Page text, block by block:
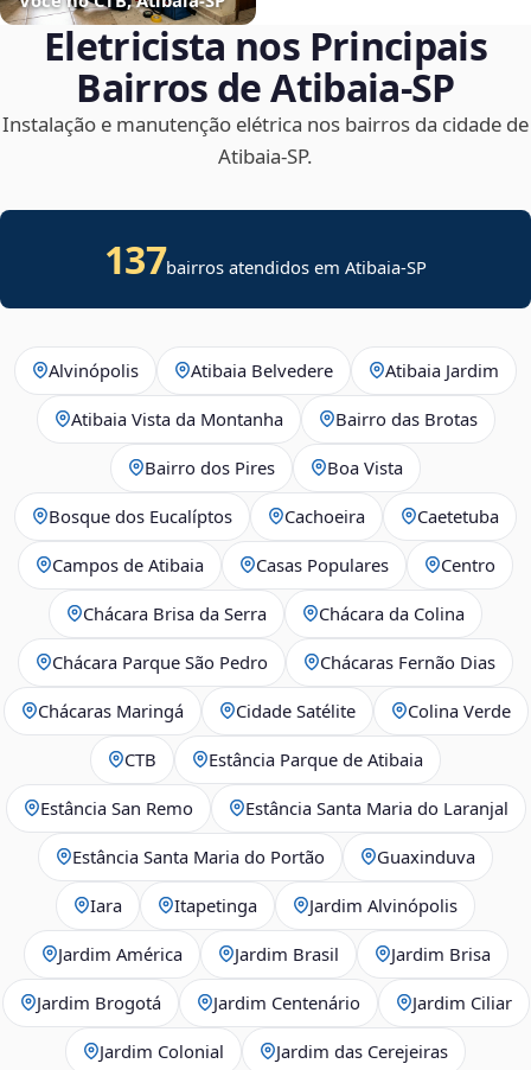
Eletricista nos Principais
Bairros de Atibaia‑SP
Instalação e manutenção elétrica nos bairros da cidade de
Atibaia‑SP.
137bairros atendidos em Atibaia-SP
Alvinópolis Atibaia Belvedere Atibaia Jardim
Atibaia Vista da Montanha Bairro das Brotas
Bairro dos Pires Boa Vista
Bosque dos Eucalíptos Cachoeira Caetetuba
Campos de Atibaia Casas Populares Centro
Chácara Brisa da Serra Chácara da Colina
Chácara Parque São Pedro Chácaras Fernão Dias
Chácaras Maringá Cidade Satélite Colina Verde
CTB Estância Parque de Atibaia
Estância San Remo Estância Santa Maria do Laranjal
Estância Santa Maria do Portão Guaxinduva
Iara Itapetinga Jardim Alvinópolis
Jardim América Jardim Brasil Jardim Brisa
Jardim Brogotá Jardim Centenário Jardim Ciliar
Jardim Colonial Jardim das Cerejeiras